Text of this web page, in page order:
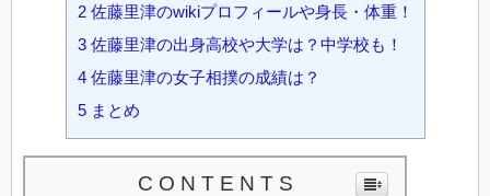
2佐藤里津のwikiプロフィールや身長・体重！
3佐藤里津の出身高校や大学は？中学校も！
4佐藤里津の女子相撲の成績は？
5まとめ
C O N T E N T S